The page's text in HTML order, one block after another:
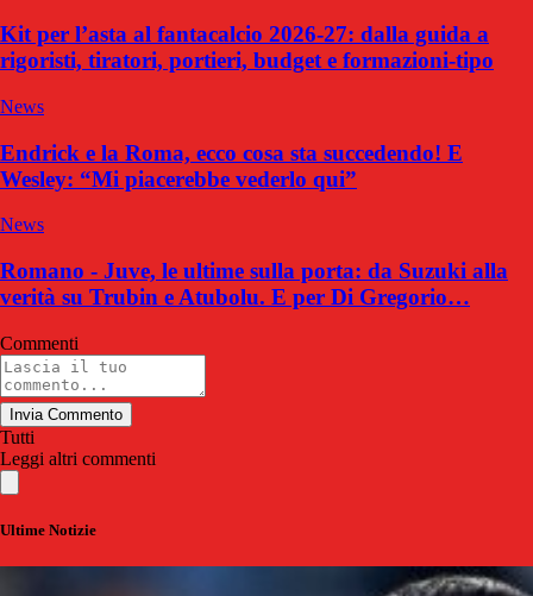
Kit per l’asta al fantacalcio 2026-27: dalla guida a
rigoristi, tiratori, portieri, budget e formazioni-tipo
News
Endrick e la Roma, ecco cosa sta succedendo! E
Wesley: “Mi piacerebbe vederlo qui”
News
Romano - Juve, le ultime sulla porta: da Suzuki alla
verità su Trubin e Atubolu. E per Di Gregorio…
Commenti
Invia Commento
Tutti
Leggi altri commenti
Ultime Notizie